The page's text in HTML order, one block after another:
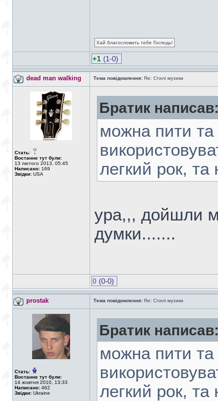
Хай благословить тебе Господь!
+1 (1-0)
dead man walking Тема повідомлення: Re: Стилі музики
Стать:
Востаннє тут були:
13 лютого 2013, 05:45
Написано: 169
Звідки: USA
Братик
можна пити
легкий рок, та
ура,,, дойшли
думки.......
0 (0-0)
prostak Тема повідомлення: Re: Стилі музики
Стать:
Востаннє тут були:
14 жовтня 2010, 13:33
Написано: 462
Звідки: Ukraine
Братик
можна пити
легкий рок, та